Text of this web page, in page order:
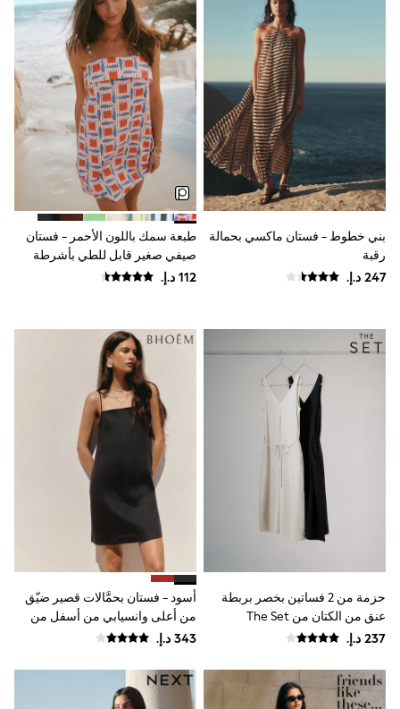
Polo Shirts
Sweatshirts
Cardigans
Coats & Jackets
Underwear
Socks & Tights
Multipacks
All Girls Sports & Swimwear
Trainers & Pumps
Swimwear
Tops
Leggings
Shorts
Joggers
adidas
Shop All
Bags & Accessories
Shirts
Polo Shirts
Shop all
Shoes
Coats & Jackets
Bags
Polo Shirts
Blue
Black
White
Grey
Green
All Branded Schoolwear
Nike
Baker by Ted Baker
Hype
Clarks
Trutex
بني خطوط - فستان ماكسي بحمالة
رقبة
طبعة سمك باللون الأحمر - فستان
صيفي صغير قابل للطي بأشرطة
رفيعة
حزمة من 2 فساتين بخصر بربطة
عنق من الكتان من The Set
أسود - فستان بحمَّالات قصير ضيّق
من أعلى وانسيابي من أسفل من
كتّان 100%